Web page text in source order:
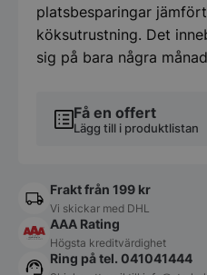
Få en offert
Lägg till i produktlistan
platsbesparingar
köksutrustning. Det
sig på bara några
Frakt från 199 kr
Vi skickar med DHL
AAA Rating
Högsta kreditvärdighet
Ring på tel. 041041444